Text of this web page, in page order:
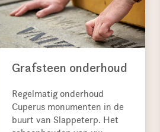
Grafsteen onderhoud
Regelmatig onderhoud
Cuperus monumenten in de
buurt van Slappeterp. Het